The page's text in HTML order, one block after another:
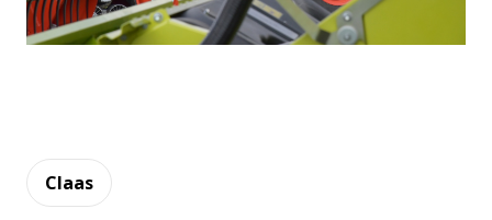
Claas